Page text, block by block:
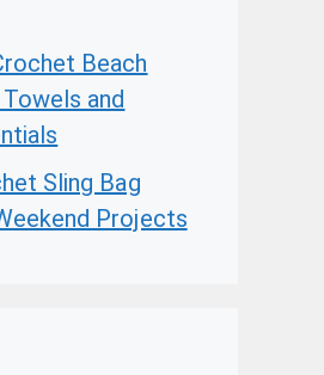
Beach
and
Sling Bag
Projects